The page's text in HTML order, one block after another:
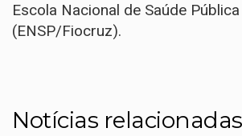
Escola Nacional de Saúde
(ENSP/Fiocruz).
Notícias